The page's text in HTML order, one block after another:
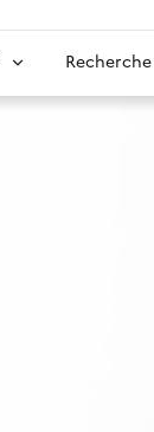
Recherche